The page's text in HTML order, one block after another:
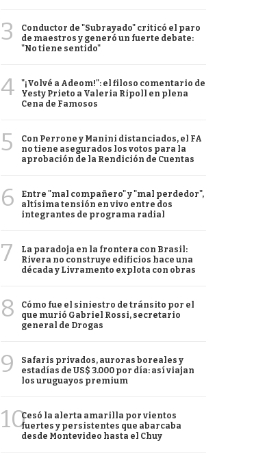
3
Conductor de "Subrayado" criticó el paro
de maestros y generó un fuerte debate:
"No tiene sentido"
4
"¡Volvé a Adeom!": el filoso comentario de
Yesty Prieto a Valeria Ripoll en plena
Cena de Famosos
5
Con Perrone y Manini distanciados, el FA
no tiene asegurados los votos para la
aprobación de la Rendición de Cuentas
6
Entre "mal compañero" y "mal perdedor",
altísima tensión en vivo entre dos
integrantes de programa radial
7
La paradoja en la frontera con Brasil:
Rivera no construye edificios hace una
década y Livramento explota con obras
8
Cómo fue el siniestro de tránsito por el
que murió Gabriel Rossi, secretario
general de Drogas
9
Safaris privados, auroras boreales y
estadías de US$ 3.000 por día: así viajan
los uruguayos premium
10Cesó la alerta amarilla por vientos
fuertes y persistentes que abarcaba
desde Montevideo hasta el Chuy